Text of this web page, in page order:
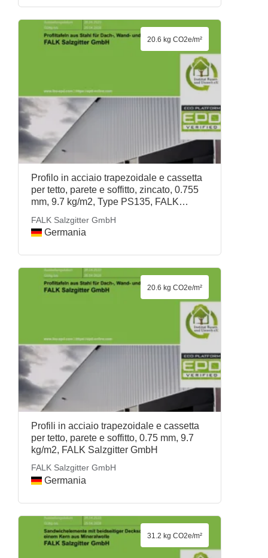
Profilo in acciaio trapezoidale e cassetta
per tetto, parete e soffitto, zincato, 0.755
mm, 9.7 kg/m2, Type PS135, FALK
FALK Salzgitter GmbH
Germania
20.6 kg CO2e/m²
Profili in acciaio trapezoidale e cassetta
per tetto, parete e soffitto, 0.75 mm, 9.7
kg/m2, FALK Salzgitter GmbH
FALK Salzgitter GmbH
Germania
20.6 kg CO2e/m²
31.2 kg CO2e/m²